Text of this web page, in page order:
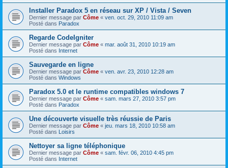
Installer Paradox 5 en réseau sur XP / Vista / Seven
Dernier message par Côme « ven. oct. 29, 2010 11:09 am
Posté dans Paradox
Regarde CodeIgniter
Dernier message par Côme « mar. août 31, 2010 10:19 am
Posté dans Internet
Sauvegarde en ligne
Dernier message par Côme « ven. avr. 23, 2010 12:28 am
Posté dans Windows
Paradox 5.0 et le runtime compatibles windows 7
Dernier message par Côme « sam. mars 27, 2010 3:57 pm
Posté dans Paradox
Une découverte visuelle très réussie de Paris
Dernier message par Côme « jeu. mars 18, 2010 10:58 am
Posté dans Loisirs
Nettoyer sa ligne téléphonique
Dernier message par Côme « sam. févr. 06, 2010 4:45 pm
Posté dans Internet